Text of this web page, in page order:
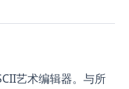
艺术编辑器。与所